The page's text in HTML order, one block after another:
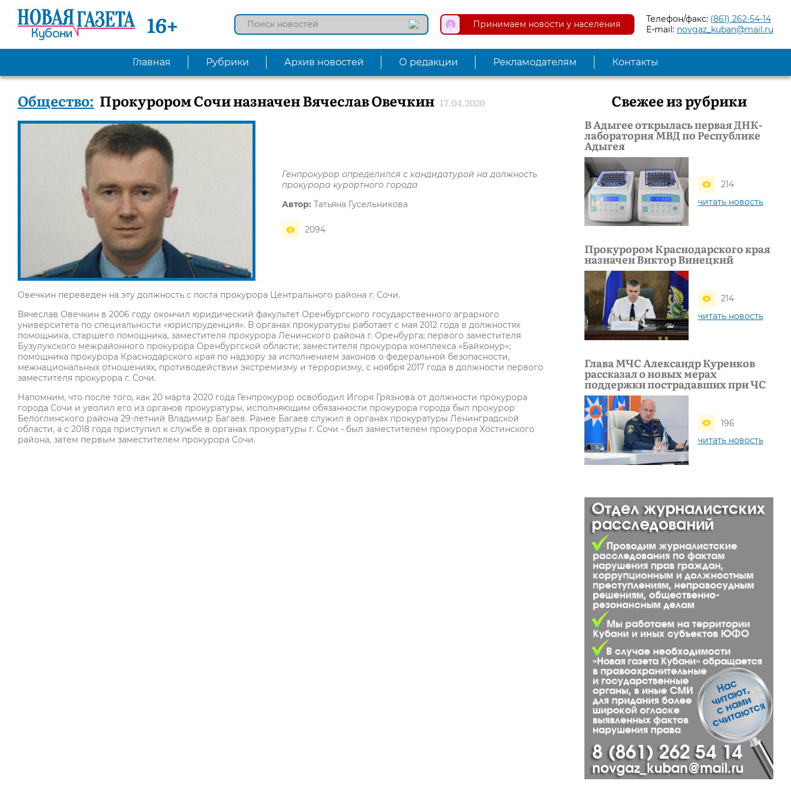
16+ Принимаем новости у населения Телефон/факс: (861) 262-54-14
E-mail: novgaz_kuban@mail.ru
Главная Рубрики Архив новостей О редакции Рекламодателям Контакты
Общество: Прокурором Сочи назначен Вячеслав Овечкин 17.04.2020
Генпрокурор определился с кандидатурой на должность
прокурора курортного города
Автор: Татьяна Гусельникова
2094
Овечкин переведен на эту должность с поста прокурора Центрального района г. Сочи.
Вячеслав Овечкин в 2006 году окончил юридический факультет Оренбургского государственного аграрного
университета по специальности «юриспруденция». В органах прокуратуры работает с мая 2012 года в должностях
помощника, старшего помощника, заместителя прокурора Ленинского района г. Оренбурга; первого заместителя
Бузулукского межрайонного прокурора Оренбургской области; заместителя прокурора комплекса «Байконур»;
помощника прокурора Краснодарского края по надзору за исполнением законов о федеральной безопасности,
межнациональных отношениях, противодействии экстремизму и терроризму, с ноября 2017 года в должности первого
заместителя прокурора г. Сочи.
Напомним, что после того, как 20 марта 2020 года Генпрокурор освободил Игоря Грязнова от должности прокурора
города Сочи и уволил его из органов прокуратуры, исполняющим обязанности прокурора города был прокурор
Белоглинского района 29-летний Владимир Багаев. Ранее Багаев служил в органах прокуратуры Ленинградской
области, а с 2018 года приступил к службе в органах прокуратуры г. Сочи - был заместителем прокурора Хостинского
района, затем первым заместителем прокурора Сочи.
Свежее из рубрики
В Адыгее открылась первая ДНК-
лаборатория МВД по Республике
Адыгея
214
читать новость
Прокурором Краснодарского края
назначен Виктор Винецкий
214
читать новость
Глава МЧС Александр Куренков
рассказал о новых мерах
поддержки пострадавших при ЧС
196
читать новость